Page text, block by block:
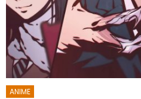
ANIME